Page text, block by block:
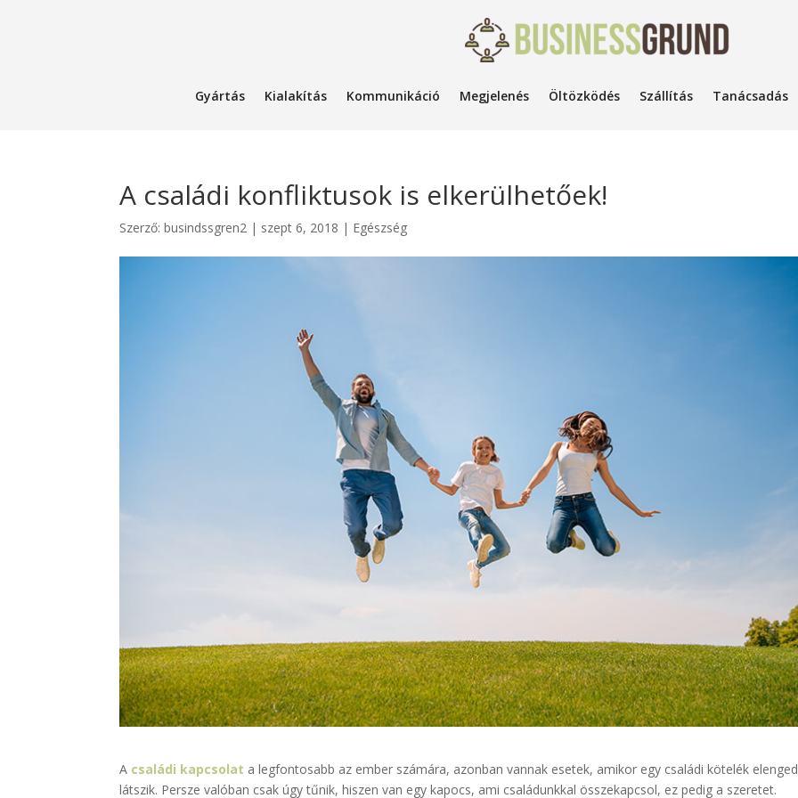
Gyártás Kialakítás Kommunikáció Megjelenés Öltözködés Szállítás Tanácsadás
A családi konfliktusok is elkerülhetőek!
Szerző:busindssgren2 | szept 6, 2018 | Egészség
A családi kapcsolat a legfontosabb az ember számára, azonban vannak esetek, amikor egy családi kötelék
látszik. Persze valóban csak úgy tűnik, hiszen van egy kapocs, ami családunkkal összekapcsol, ez pedig a szeretet.